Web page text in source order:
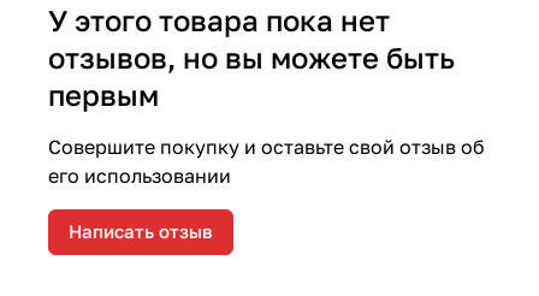
У этого товара пока нет
отзывов, но вы можете быть
первым
Совершите покупку и оставьте свой отзыв об
его использовании
Написать отзыв